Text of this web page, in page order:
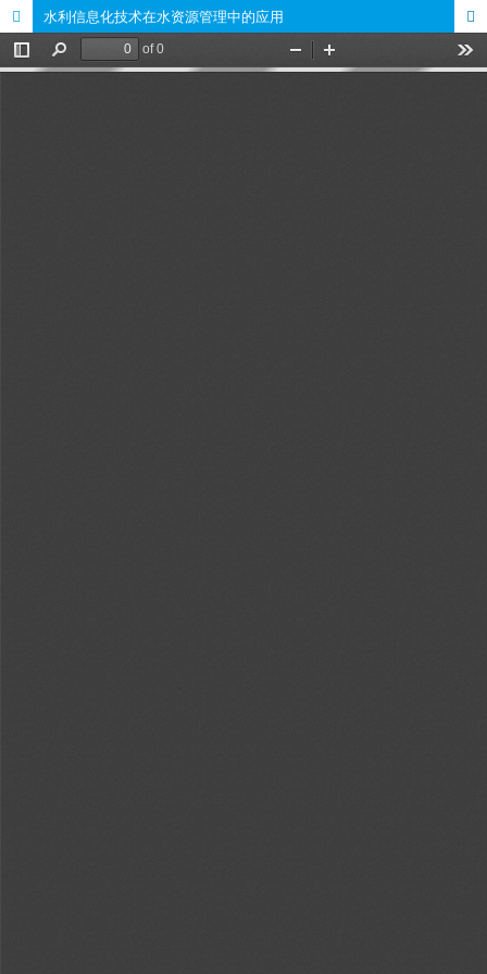
水利信息化技术在水资源管理中的应用